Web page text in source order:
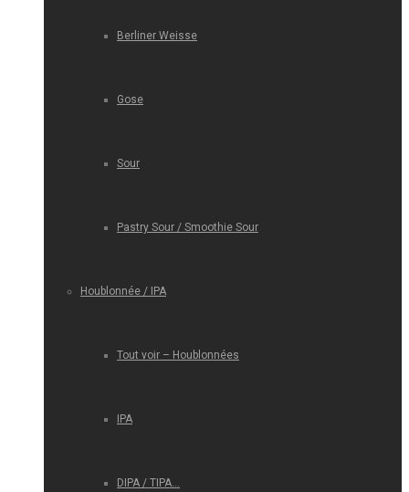
Berliner Weisse
Gose
Sour
Pastry Sour / Smoothie Sour
Houblonnée / IPA
Tout voir – Houblonnées
IPA
DIPA / TIPA…